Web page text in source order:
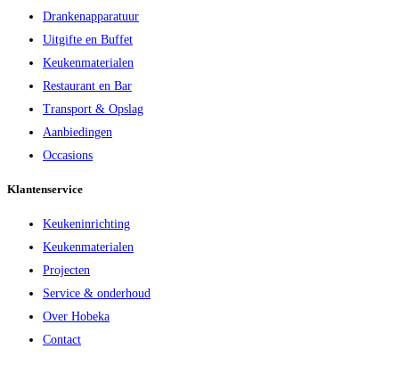
Drankenapparatuur
Uitgifte en Buffet
Keukenmaterialen
Restaurant en Bar
Transport & Opslag
Aanbiedingen
Occasions
Klantenservice
Keukeninrichting
Keukenmaterialen
Projecten
Service & onderhoud
Over Hobeka
Contact